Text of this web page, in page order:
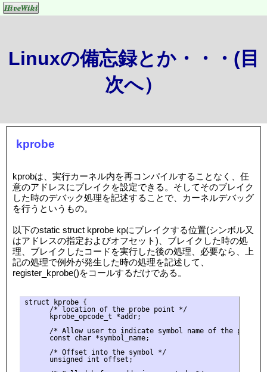
Linuxの備忘録とか・・・(目
次へ）
kprobe
kprobは、実行カーネル内を再コンパイルすることなく、任
意のアドレスにブレイクを設定できる。そしてそのブレイク
した時のデバック処理を記述することで、カーネルデバッグ
を行うというもの。
以下のstatic struct kprobe kpにブレイクする位置(シンボル又
はアドレスの指定およびオフセット)、ブレイクした時の処
理、ブレイクしたコードを実行した後の処理、必要なら、上
記の処理で例外が発生した時の処理を記述して、
register_kprobe()をコールするだけである。
struct kprobe {
      /* location of the probe point */
      kprobe_opcode_t *addr;
/* Allow user to indicate symbol name of the probe
      const char *symbol_name;
      /* Offset into the symbol */
      unsigned int offset;